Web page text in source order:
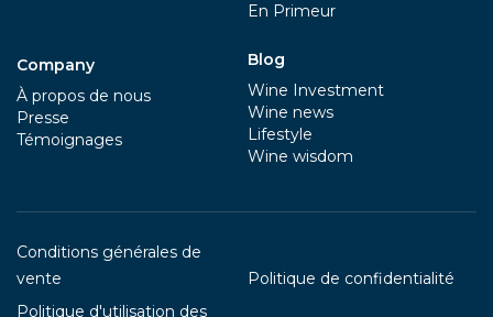
Company
À propos de nous
Presse
Témoignages
En Primeur
Blog
Wine Investment
Wine news
Lifestyle
Wine wisdom
Conditions générales de
vente
Politique de confidentialité
Politique d'utilisation des